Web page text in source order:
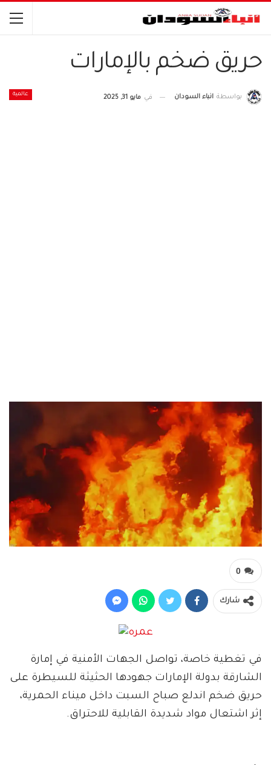
حريق ضخم بالإمارات
عالمية بواسطة انباء السودان في مايو 31, 2025
0
شارك
في تغطية خاصة، تواصل الجهات الأمنية في إمارة
الشارقة بدولة الإمارات جهودها الحثيثة للسيطرة على
حريق ضخم اندلع صباح السبت داخل ميناء الحمرية،
إثر اشتعال مواد شديدة القابلية للاحتراق.